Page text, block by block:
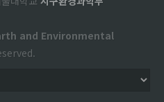
and Environmental